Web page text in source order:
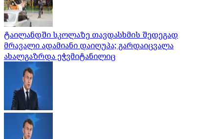
ტაილანდში სკოლაზე თავდასხმის შედეგად
მრავალი ადამიანი დაიღუპა; გარდაიცვალა
ახალგაზრდა ეჭვმიტანილიც